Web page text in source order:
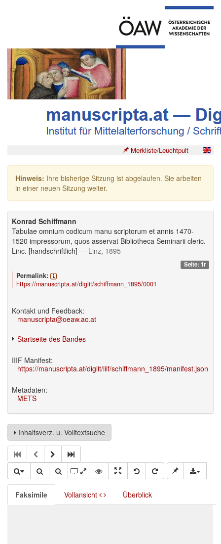
Merkliste/Leuchtpult
Hinweis: Ihre bisherige Sitzung ist abgelaufen. Sie arbeiten
in einer neuen Sitzung weiter.
Konrad Schiffmann
Tabulae omnium codicum manu scriptorum et annis 1470-
1520 impressorum, quos asservat Bibliotheca Seminarii cleric.
Linc. [handschriftlich] — Linz, 1895
Seite: 1r
Permalink:
https://manuscripta.at/diglit/schiffmann_1895/0001
Kontakt und Feedback:
manuscripta@oeaw.ac.at
Startseite des Bandes
IIIF Manifest:
https://manuscripta.at/diglit/iiif/schiffmann_1895/manifest.json
Metadaten:
METS
Inhaltsverz. u. Volltextsuche
Faksimile Vollansicht Überblick